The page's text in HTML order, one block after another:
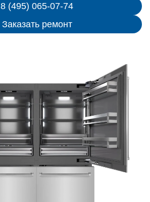
8 (495) 065-07-74
Заказать ремонт